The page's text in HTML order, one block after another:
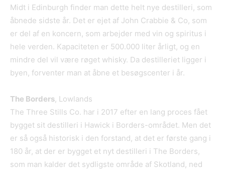
Midt i Edinburgh finder man dette helt nye destilleri, som
åbnede sidste år. Det er ejet af John Crabbie & Co, som
er del af en koncern, som arbejder med vin og spiritus i
hele verden. Kapaciteten er 500.000 liter årligt, og en
mindre del vil være røget whisky. Da destilleriet ligger i
byen, forventer man at åbne et besøgscenter i år.
The Borders, Lowlands
The Three Stills Co. har i 2017 efter en lang proces fået
bygget sit destilleri i Hawick i Borders-området. Men det
er så også historisk i den forstand, at det er første gang i
180 år, at der er bygget et nyt destilleri i The Borders,
som man kalder det sydligste område af Skotland, ned